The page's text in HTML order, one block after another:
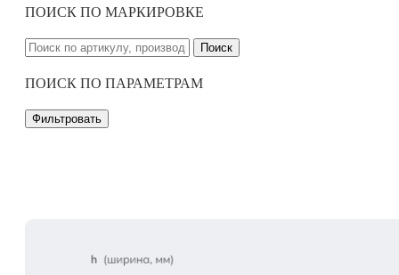
ПОИСК ПО МАРКИРОВКЕ
Поиск
ПОИСК ПО ПАРАМЕТРАМ
Фильтровать